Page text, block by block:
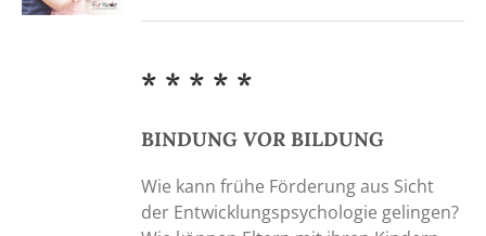
* * * * *
BINDUNGVOR BILDUNG
Wie kann frühe Förderung aus Sicht
der Entwicklungspsychologie gelingen?